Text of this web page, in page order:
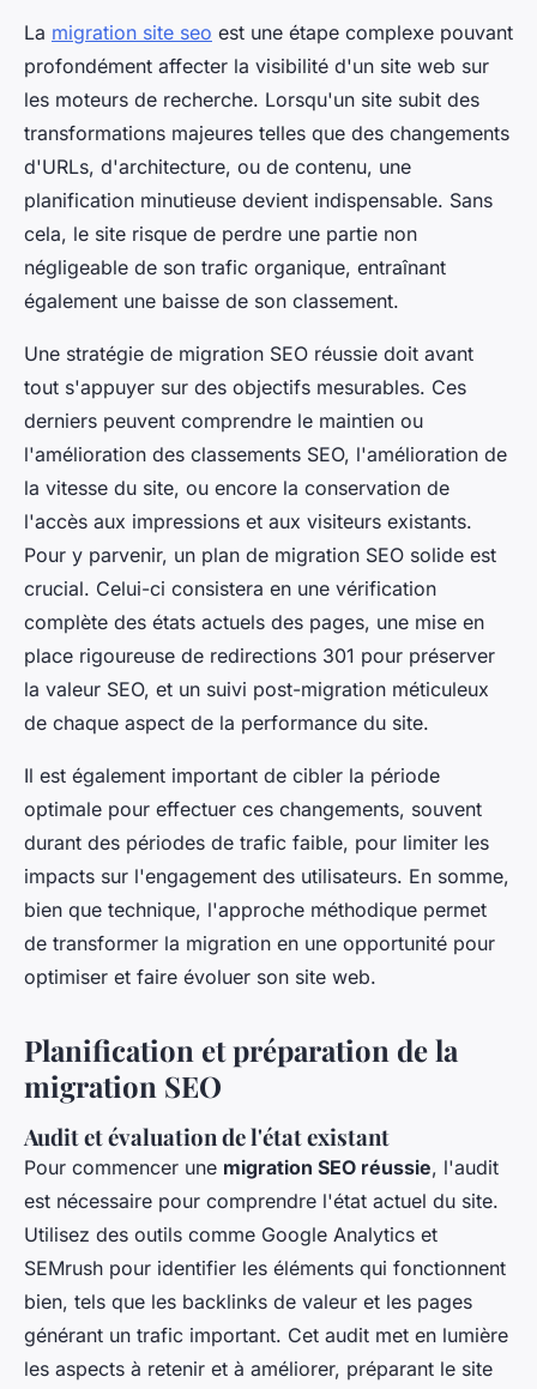
La migration site seo est une étape complexe pouvant
profondément affecter la visibilité d'un site web sur
les moteurs de recherche. Lorsqu'un site subit des
transformations majeures telles que des changements
d'URLs, d'architecture, ou de contenu, une
planification minutieuse devient indispensable. Sans
cela, le site risque de perdre une partie non
négligeable de son trafic organique, entraînant
également une baisse de son classement.
Une stratégie de migration SEO réussie doit avant
tout s'appuyer sur des objectifs mesurables. Ces
derniers peuvent comprendre le maintien ou
l'amélioration des classements SEO, l'amélioration de
la vitesse du site, ou encore la conservation de
l'accès aux impressions et aux visiteurs existants.
Pour y parvenir, un plan de migration SEO solide est
crucial. Celui-ci consistera en une vérification
complète des états actuels des pages, une mise en
place rigoureuse de redirections 301 pour préserver
la valeur SEO, et un suivi post-migration méticuleux
de chaque aspect de la performance du site.
Il est également important de cibler la période
optimale pour effectuer ces changements, souvent
durant des périodes de trafic faible, pour limiter les
impacts sur l'engagement des utilisateurs. En somme,
bien que technique, l'approche méthodique permet
de transformer la migration en une opportunité pour
optimiser et faire évoluer son site web.
Planification et préparation de la
migration SEO
Audit et évaluation de l'état existant
Pour commencer une migration SEO réussie, l'audit
est nécessaire pour comprendre l'état actuel du site.
Utilisez des outils comme Google Analytics et
SEMrush pour identifier les éléments qui fonctionnent
bien, tels que les backlinks de valeur et les pages
générant un trafic important. Cet audit met en lumière
les aspects à retenir et à améliorer, préparant le site